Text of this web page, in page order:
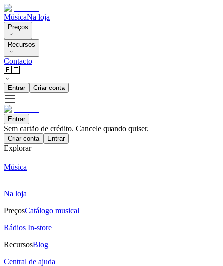
MúsicaNa loja
Preços
Recursos
Contacto
🇵🇹
Entrar Criar conta
Entrar
Sem cartão de crédito. Cancele quando quiser.
Criar conta Entrar
Explorar
Música
Na loja
PreçosCatálogo musical
Rádios In-store
RecursosBlog
Central de ajuda